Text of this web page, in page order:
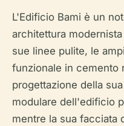
L'Edificio Bami è un
architettura
sue linee pulite, le
funzionale in cemento
progettazione della
modulare dell'edificio
mentre la sua facciata